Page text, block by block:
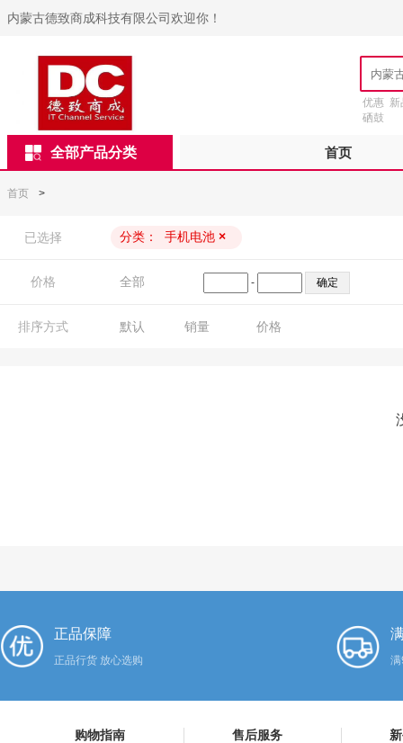
内蒙古德致商成科技有限公司欢迎你！
优惠 新
硒鼓
全部产品分类 首页
首页 >
已选择 分类： 手机电池 ×
价格 全部 -
排序方式 默认 销量 价格
正品保障
正品行货 放心选购
购物指南 售后服务